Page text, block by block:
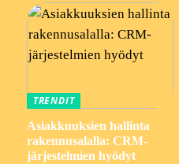
TRENDIT
Asiakkuuksien hallinta
rakennusalalla: CRM-
järjestelmien hyödyt